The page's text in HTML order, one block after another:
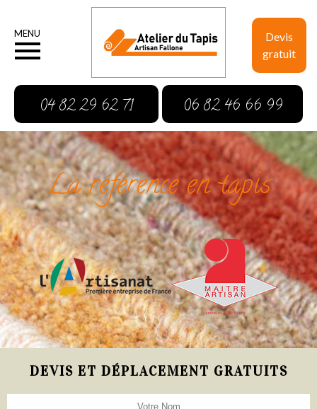
Devis
gratuit
MENU
04 82 29 62 71 06 82 46 66 99
La référence en tapis
DEVIS ET DÉPLACEMENT GRATUITS